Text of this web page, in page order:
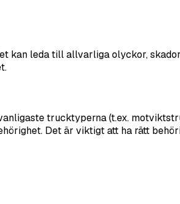
kan leda till allvarliga olyckor,
trucktyperna (t.ex.
Det är viktigt att ha rätt